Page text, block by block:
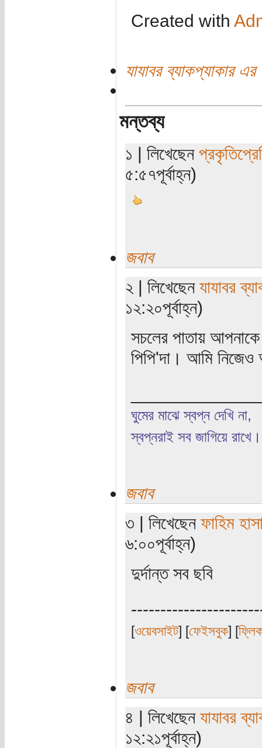
Created with
যাযাবর ব্যাকপ্যাকার
মন্তব্য
১ | লিখেছেন
৫:৫৭পূর্বাহ্ন)
জবাব
২ | লিখেছেন যাযাবর
১২:২০পূর্বাহ্ন)
সচলের পাতায়
পিপি'দা। আমি নিজেও
ঘুমের মাঝে স্বপ্ন দেখি না,
স্বপ্নরাই সব জাগিয়ে রাখে।
জবাব
৩ | লিখেছেন ফাহিম
৬:০০পূর্বাহ্ন)
দুর্দান্ত সব ছবি
[ওয়েবসাইট] [ফেইসবুক] [
জবাব
৪ | লিখেছেন যাযাবর
১২:২১পূর্বাহ্ন)